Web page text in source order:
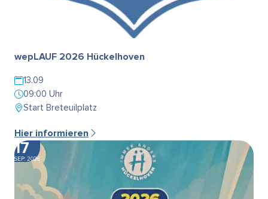
wepLAUF 2026 Hückelhoven
13.09
09:00 Uhr
Start Breteuilplatz
Hier informieren
17
SEP. 2026